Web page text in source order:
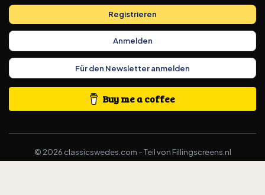
Registrieren
Anmelden
Für den Newsletter anmelden
Buy me a coffee
© 2026 classicswedes.com –Teil von Fillingscreens.nl